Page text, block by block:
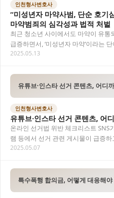
인천형사변호사
“미성년자 마약사범, 단순 호기
마약범죄의 심각성과 법적 처벌
최근 청소년 사이에서도 마약이 유
급증하면서, ‘미성년자 마약’이라는
니다. 하지만 미성년자라 해도 마약 관
2025.05.13
유튜브·인스타 선거 콘텐츠, 어디
인천형사변호사
유튜브·인스타 선거 콘텐츠, 어
온라인 선거법 위반 체크리스트 SNS
램 등에서 선거 관련 게시물이 급증
온라인상 표현에도 동일하게 적용되
2025.05.07
특수폭행 합의금, 어떻게 대응해야